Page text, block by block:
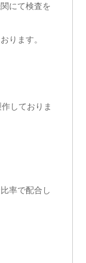
にて検査を
ります。
しておりま
率で配合し